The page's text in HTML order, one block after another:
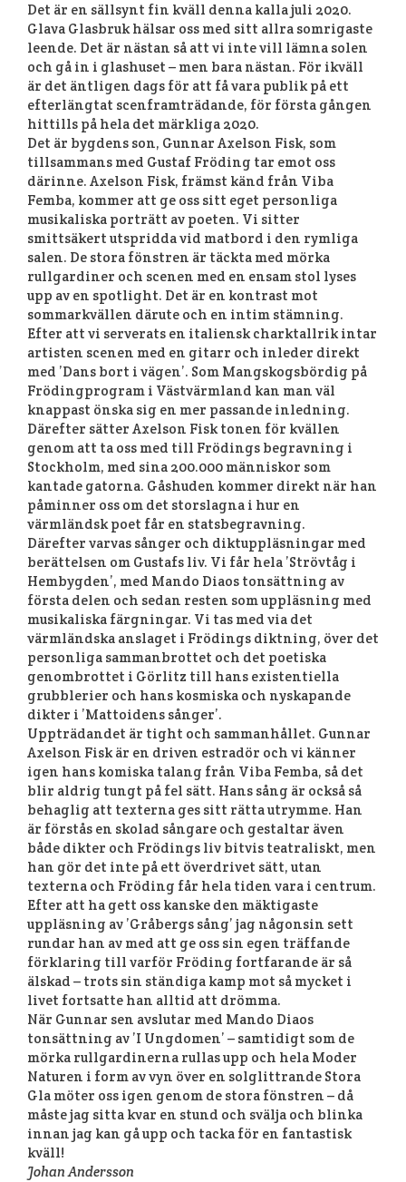
Det är en sällsynt fin kväll denna kalla juli 2020.
Glava Glasbruk hälsar oss med sitt allra somrigaste
leende. Det är nästan så att vi inte vill lämna solen
och gå in i glashuset – men bara nästan. För ikväll
är det äntligen dags för att få vara publik på ett
efterlängtat scenframträdande, för första gången
hittills på hela det märkliga 2020.
Det är bygdens son, Gunnar Axelson Fisk, som
tillsammans med Gustaf Fröding tar emot oss
därinne. Axelson Fisk, främst känd från Viba
Femba, kommer att ge oss sitt eget personliga
musikaliska porträtt av poeten. Vi sitter
smittsäkert utspridda vid matbord i den rymliga
salen. De stora fönstren är täckta med mörka
rullgardiner och scenen med en ensam stol lyses
upp av en spotlight. Det är en kontrast mot
sommarkvällen därute och en intim stämning.
Efter att vi serverats en italiensk charktallrik intar
artisten scenen med en gitarr och inleder direkt
med ’Dans bort i vägen’. Som Mangskogsbördig på
Frödingprogram i Västvärmland kan man väl
knappast önska sig en mer passande inledning.
Därefter sätter Axelson Fisk tonen för kvällen
genom att ta oss med till Frödings begravning i
Stockholm, med sina 200.000 människor som
kantade gatorna. Gåshuden kommer direkt när han
påminner oss om det storslagna i hur en
värmländsk poet får en statsbegravning.
Därefter varvas sånger och diktuppläsningar med
berättelsen om Gustafs liv. Vi får hela ’Strövtåg i
Hembygden’, med Mando Diaos tonsättning av
första delen och sedan resten som uppläsning med
musikaliska färgningar. Vi tas med via det
värmländska anslaget i Frödings diktning, över det
personliga sammanbrottet och det poetiska
genombrottet i Görlitz till hans existentiella
grubblerier och hans kosmiska och nyskapande
dikter i ’Mattoidens sånger’.
Uppträdandet är tight och sammanhållet. Gunnar
Axelson Fisk är en driven estradör och vi känner
igen hans komiska talang från Viba Femba, så det
blir aldrig tungt på fel sätt. Hans sång är också så
behaglig att texterna ges sitt rätta utrymme. Han
är förstås en skolad sångare och gestaltar även
både dikter och Frödings liv bitvis teatraliskt, men
han gör det inte på ett överdrivet sätt, utan
texterna och Fröding får hela tiden vara i centrum.
Efter att ha gett oss kanske den mäktigaste
uppläsning av ’Gråbergs sång’ jag någonsin sett
rundar han av med att ge oss sin egen träffande
förklaring till varför Fröding fortfarande är så
älskad – trots sin ständiga kamp mot så mycket i
livet fortsatte han alltid att drömma.
När Gunnar sen avslutar med Mando Diaos
tonsättning av ’I Ungdomen’ – samtidigt som de
mörka rullgardinerna rullas upp och hela Moder
Naturen i form av vyn över en solglittrande Stora
Gla möter oss igen genom de stora fönstren – då
måste jag sitta kvar en stund och svälja och blinka
innan jag kan gå upp och tacka för en fantastisk
kväll!
Johan Andersson